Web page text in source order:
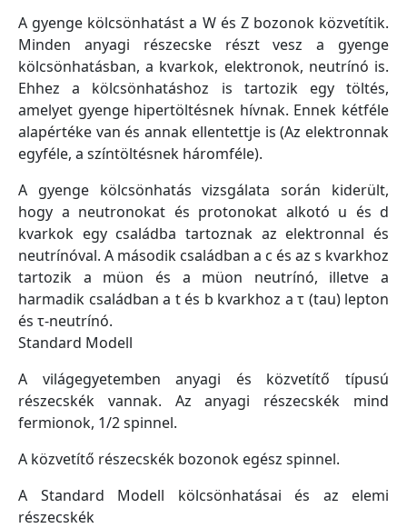
A gyenge kölcsönhatást a W és Z bozonok közvetítik.
Minden anyagi részecske részt vesz a gyenge
kölcsönhatásban, a kvarkok, elektronok, neutrínó is.
Ehhez a kölcsönhatáshoz is tartozik egy töltés,
amelyet gyenge hipertöltésnek hívnak. Ennek kétféle
alapértéke van és annak ellentettje is (Az elektronnak
egyféle, a színtöltésnek háromféle).
A gyenge kölcsönhatás vizsgálata során kiderült,
hogy a neutronokat és protonokat alkotó u és d
kvarkok egy családba tartoznak az elektronnal és
neutrínóval. A második családban a c és az s kvarkhoz
tartozik a müon és a müon neutrínó, illetve a
harmadik családban a t és b kvarkhoz a τ (tau) lepton
és τ-neutrínó.
Standard Modell
A világegyetemben anyagi és közvetítő típusú
részecskék vannak. Az anyagi részecskék mind
fermionok, 1/2 spinnel.
A közvetítő részecskék bozonok egész spinnel.
A Standard Modell kölcsönhatásai és az elemi
részecskék